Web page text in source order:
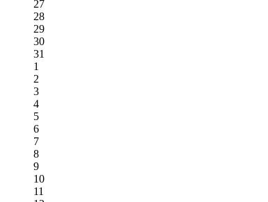
27
28
29
30
31
1
2
3
4
5
6
7
8
9
10
11